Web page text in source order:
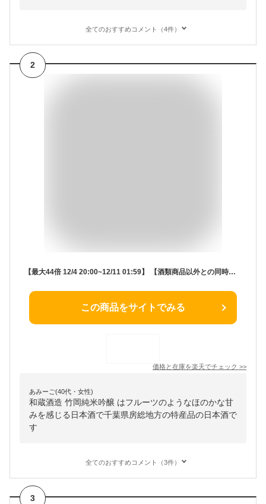
全てのおすすめコメント（4件）
2
【最大44倍 12/4 20:00~12/11 01:59】 【酒類商品以外との同時注文不可】 日本酒 純米吟醸 ギフト [和蔵酒造 竹岡純米吟醸 720ml] すっきり 五百万石 お酒 焼酎 リキュール 果実酒 カクテル フルーツ酒 飲み比べ 酒造 千葉 房総 君津 地酒 名水 のし 名入れ 包装 贈り物 贈答
この商品をサイトでみる
価格と在庫を楽天でチェック >>
あみーご(40代・女性)
和蔵酒造 竹岡純米吟醸 はフルーツのようなほのかな甘
みを感じる日本酒で千葉県房総地方の特産品の日本酒で
す
全てのおすすめコメント（3件）
3